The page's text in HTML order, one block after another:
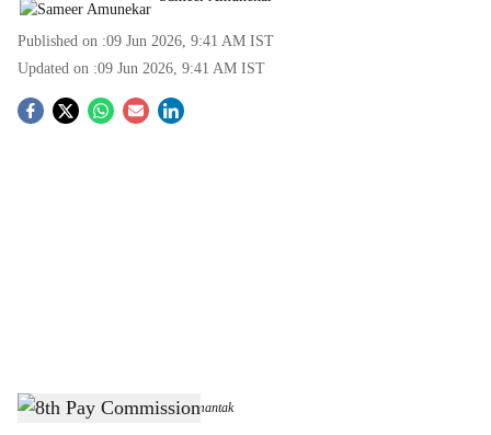
Published on :09 Jun 2026, 9:41 AM IST
Updated on :09 Jun 2026, 9:41 AM IST
S
8th Pay Commission-Dainik Gomantak